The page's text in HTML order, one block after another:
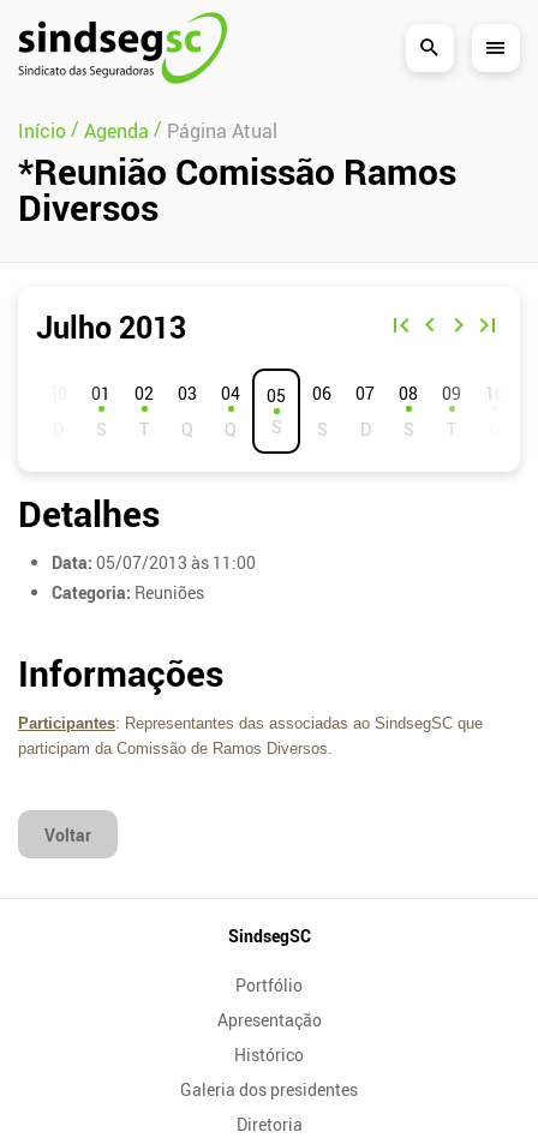
Pular Navegação (s)
Início/ Agenda / Página Atual
*Reunião Comissão Ramos
Diversos
Julho 2013
S
01 02 03 04 05 06 07 08 09 10
Detalhes
Data: 05/07/2013 às 11:00
Categoria: Reuniões
Informações
Participantes: Representantes das associadas ao SindsegSC que
participam da Comissão de Ramos Diversos.
Voltar
SindsegSC
Portfólio
Apresentação
Histórico
Galeria dos presidentes
Diretoria